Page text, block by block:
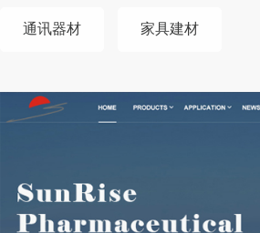
通讯器材 家具建材